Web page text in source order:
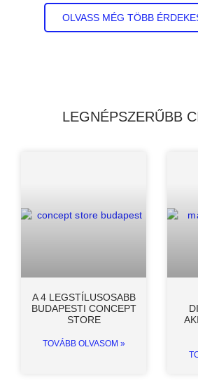
OLVASS MÉG TÖBB
LEGNÉPSZERŰBB
A 4 LEGSTÍLUSOSABB
BUDAPESTI CONCEPT
STORE
TOVÁBB OLVASOM »